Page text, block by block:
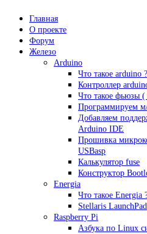
Главная
О проекте
Форум
Железо
Arduino
Что такое аrduino ?
Контроллер
Что такое фьюзы (
Программируем
Добавляем
Arduino IDE
Прошивка
USBasp
Калькулятор fuse
Конструктор
Energia
Что такое Energia
Stellaris LaunchPad
Raspberry Pi
Азбука по Linux